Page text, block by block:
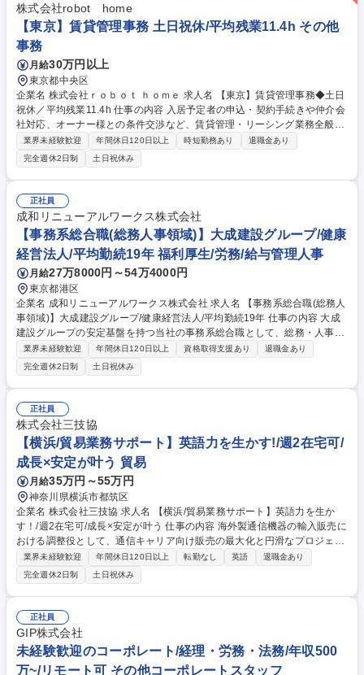
株式会社robot home
【東京】賃貸管理事務 土日祝休/平均残業11.4h その他
事務
月給30万円以上
東京都中央区
企業名 株式会社ｒｏｂｏｔ ｈｏｍｅ 求人名 【東京】賃貸管理事務◆土日
祝休／平均残業11.4h 仕事の内容 入居予定者の申込・契約手続きや仲介会
社対応、オーナー様との条件交渉など、賃貸管理・リーシング業務全般を
お任せします。多様な業務でゼネラリストを目指せます。 ■入居申込対
応・契約手続き・書類作成送付 ■仲介会社への電話対応・訪問による入居
斡旋 ■入居募集サイトへの物件登録業務・反響取りまとめ ■家賃査定およ
びオーナー様への募集条件交渉 【サポート体制】座学・OJT研修や資格取
得支援制度が充実。丁寧なフォローで安心してスキルアップを目指せま
す。 募集職種 【東京】賃貸管理事務◆土日祝休／平均残業11.4h
業界未経験歓迎 年間休日120日以上 時短勤務あり
退職金あり
完全週休2日制
土日祝休み
正社員
成和リニューアルワークス株式会社
【事務系総合職(総務人事領域)】大成建設グループ/健康
経営法人/平均勤続19年 福利厚生/労務/給与管理人事
月給27万8000円～54万4000円
東京都港区
企業名 成和リニューアルワークス株式会社 求人名 【事務系総合職(総務人
事領域)】大成建設グループ/健康経営法人/平均勤続19年 仕事の内容 大成
建設グループの安定基盤を持つ当社の事務系総合職として、総務・人事・
労務領域の業務を幅広くお任せします。 【総務】■施設管理、備品管理■
社内外の行事やイベントの企画・運営■契約書の作成・管理■各種文書管理
■大成グループ連携会議や取締役会の準備・運営 など 【人事】■人材採用■
人員配置■人材育成■評価制度の企画、運用、改善 労働環境整備など 【労
務】■就業規則の策定・見直し■勤怠管理、給与計算■入社・退社手続き■
社会保険の手続き■福利厚生の制度企画・運用■安全・衛生管理 など 募集
職種 【事務系総合職(総務人事領域)】大成建設グループ/健康経営法人/平
均勤続19年
業界未経験歓迎 年間休日120日以上 資格取得支援あり
退職金あり
完全週休2日制
土日祝休み
正社員
株式会社三技協
【横浜/貿易業務サポート】英語力を生かす!/週2在宅可/
成長×安定が叶う 貿易
月給35万円～55万円
神奈川県横浜市都筑区
企業名 株式会社三技協 求人名 【横浜/貿易業務サポート】英語力を生か
す！/週2在宅可/成長×安定が叶う 仕事の内容 海外製通信機器の輸入販売に
おける調整役として、通信キャリア向け販売の最大化と円滑なプロジェク
ト推進をミッションとします ※変更の範囲：会社の定める業務に変更の可
能性があります。 ■顧客への見積提出、価格条件交渉、契約、納期等の日
程管理 ■納品後の検収フォロー、不具合対応支援 ■海外メーカーからの技
術仕様書翻訳および顧客への提示/問い合わせ対応 ■メーカーからの見積書
や技術仕様書の入手対応 ★チームで協力しながら、最先端の通信インフラ
を支えるやりがいのあるポジションです。週2回程度のテレワークも可能
であり、柔軟な働き方を実現しながら専門性を高めることができます。 募
集職種 【横浜/貿易業務サポート】英語力を生かす！/週2在宅可/成長×安定
が叶う
業界未経験歓迎 年間休日120日以上 転勤なし 英語
退職金あり
完全週休2日制
土日祝休み
正社員
GIP株式会社
未経験歓迎のコーポレート/経理・労務・法務/年収500
万~/リモート可 その他コーポレートスタッフ